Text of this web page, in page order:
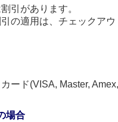
引があります。
の適用は、チェックア
ード(VISA, Master,
場合